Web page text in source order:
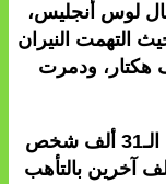
لوس أنجليس،
التهمت النيران
بداية يناير ما يناهز 10 آلاف هكتار، ودمرت
وأفادت الصحافة الأمريكية أنه إلى جانب الـ31 ألف شخص
تم إجلاؤهم، تم إخطار حوالي 23 ألف آخرين بالتأهب